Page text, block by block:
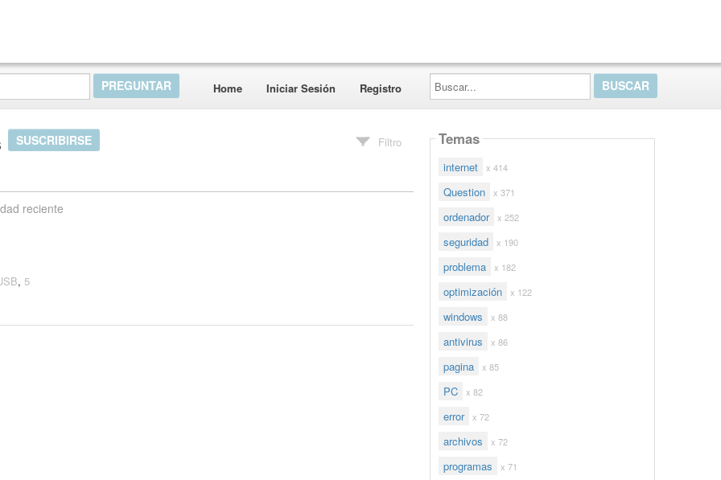
Home Iniciar Sesión Registro
Buscar...
SUSCRIBIRSE Filtro
reciente
, 5
Temas
internet x 414
Question x 371
ordenador x 252
seguridad x 190
problema x 182
optimización x 122
windows x 88
antivirus x 86
pagina x 85
PC x 82
error x 72
archivos x 72
programas x 71